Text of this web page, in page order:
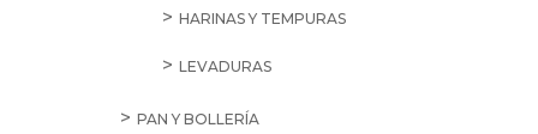
HARINAS Y TEMPURAS
LEVADURAS
PAN Y BOLLERÍA